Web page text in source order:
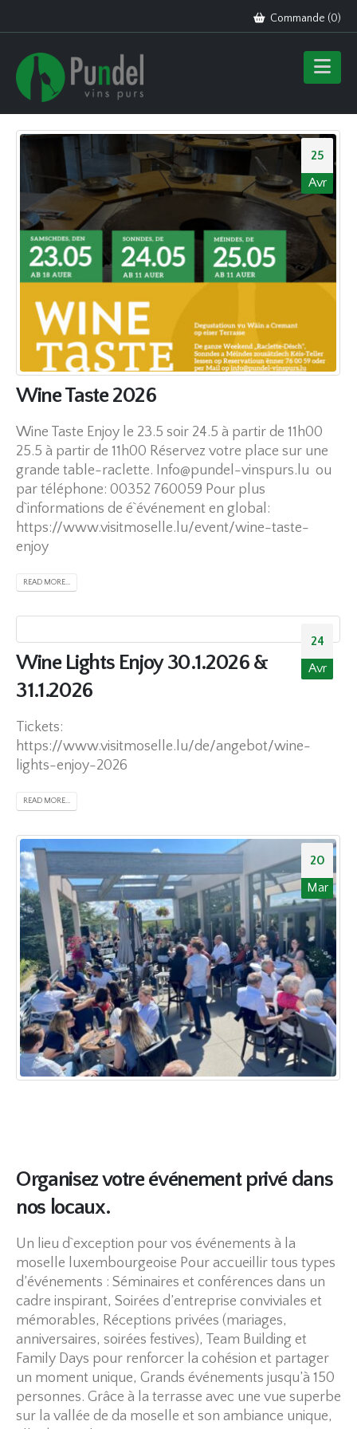
Commande (0)
25
Avr
Wine Taste 2026
Wine Taste Enjoy le 23.5 soir 24.5 à partir de 11h00
25.5 à partir de 11h00 Réservez votre place sur une
grande table-raclette. Info@pundel-vinspurs.lu ou
par téléphone: 00352 760059 Pour plus
d`informations de é`événement en global:
https://www.visitmoselle.lu/event/wine-taste-
enjoy
READ MORE...
24
Avr
Wine Lights Enjoy 30.1.2026 &
31.1.2026
Tickets:
https://www.visitmoselle.lu/de/angebot/wine-
lights-enjoy-2026
READ MORE...
20
Mar
Organisez votre événement privé dans
nos locaux.
Un lieu d`exception pour vos événements à la
moselle luxembourgeoise Pour accueillir tous types
d’événements : Séminaires et conférences dans un
cadre inspirant, Soirées d’entreprise conviviales et
mémorables, Réceptions privées (mariages,
anniversaires, soirées festives), Team Building et
Family Days pour renforcer la cohésion et partager
un moment unique, Grands événements jusqu’à 150
personnes. Grâce à la terrasse avec une vue superbe
sur la vallée de da moselle et son ambiance unique,